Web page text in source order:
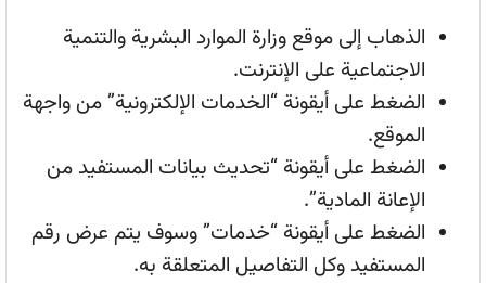
الذهاب إلى موقع وزارة الموارد البشرية والتنمية
الاجتماعية على الإنترنت.
الضغط على أيقونة “الخدمات الإلكترونية” من واجهة
الموقع.
الضغط على أيقونة “تحديث بيانات المستفيد من
الإعانة المادية”.
الضغط على أيقونة “خدمات” وسوف يتم عرض رقم
المستفيد وكل التفاصيل المتعلقة به.